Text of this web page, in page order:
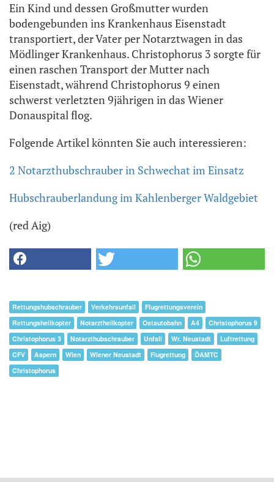
Ein Kind und dessen Großmutter wurden
bodengebunden ins Krankenhaus Eisenstadt
transportiert, der Vater per Notarztwagen in das
Mödlinger Krankenhaus. Christophorus 3 sorgte für
einen raschen Transport der Mutter nach
Eisenstadt, während Christophorus 9 einen
schwerst verletzten 9jährigen in das Wiener
Donauspital flog.
Folgende Artikel könnten Sie auch interessieren:
2 Notarzthubschrauber in Schwechat im Einsatz
Hubschrauberlandung im Kahlenberger Waldgebiet
(red Aig)
Rettungshubschrauber Verkehrsunfall
Flugrettungsverein
Rettungshelikopter
Notarzthelikopter Ostautobahn A4
Christophorus 9
Christophorus 3
Notarzthubschrauber Unfall Wr. Neustadt
Luftrettung
CFV
Aspern Wien Wiener Neustadt Flugrettung
ÖAMTC
Christophorus